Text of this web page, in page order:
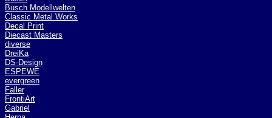
Busch Modellwelten
Classic Metal Works
Decal Print
Diecast Masters
diverse
DreiKa
DS-Design
ESPEWE
evergreen
Faller
FrontiArt
Gabriel